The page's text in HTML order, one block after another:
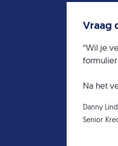
Vraag
“Wil je
Na het
Danny
Senior